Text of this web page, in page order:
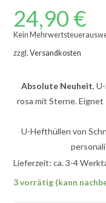
24,90 €
Kein
zzgl.Versandkosten
Absolute Neuheit,
rosa mit Sterne. Eignet
U-Hefthüllen von
Lieferzeit: ca. 3-4
3 vorrätig (kann